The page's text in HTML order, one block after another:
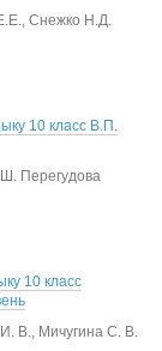
Снежко Н.Д.
10 класс В.П.
Перегудова
10 класс
В., Мичугина С. В.